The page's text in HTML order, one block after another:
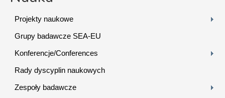
Projekty naukowe
Grupy badawcze SEA-EU
Konferencje/Conferences
Rady dyscyplin naukowych
Zespoły badawcze